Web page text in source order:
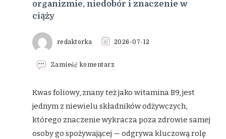
organizmie, niedobór i znaczenie w
ciąży
redaktorka 2026-07-12
Zamieść komentarz
B9
(kwas
foliowy)
rola
w
Kwas foliowy, znany też jako witamina B9, jest
jednym z niewielu składników odżywczych,
którego znaczenie wykracza poza zdrowie samej
osoby go spożywającej — odgrywa kluczową rolę